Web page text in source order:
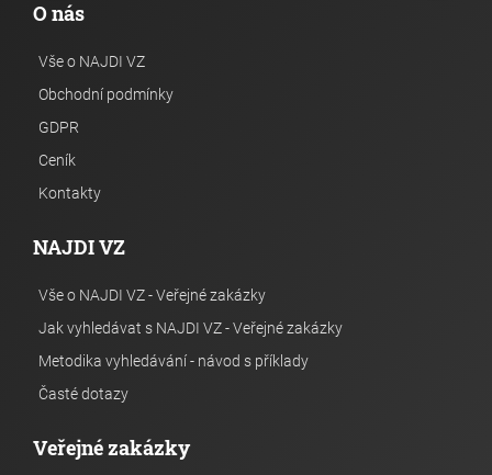
O nás
Vše o NAJDI VZ
Obchodní podmínky
GDPR
Ceník
Kontakty
NAJDI VZ
Vše o NAJDI VZ - Veřejné zakázky
Jak vyhledávat s NAJDI VZ - Veřejné zakázky
Metodika vyhledávání - návod s příklady
Časté dotazy
Veřejné zakázky